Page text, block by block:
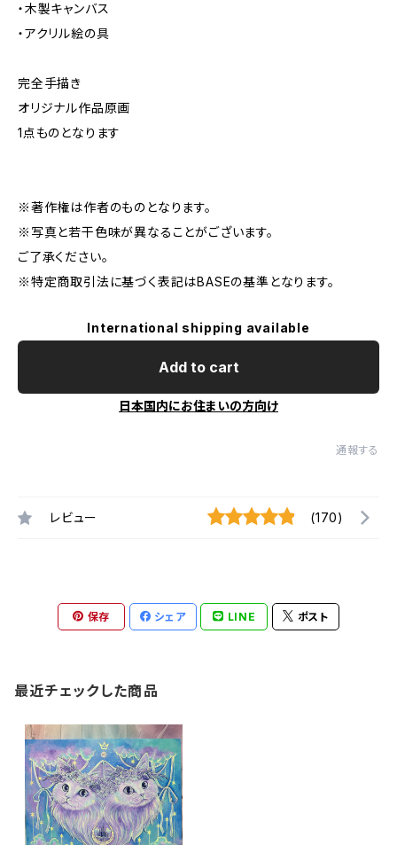
・木製キャンバス
・アクリル絵の具
完全手描き
オリジナル作品原画
1点ものとなります
※著作権は作者のものとなります。
※写真と若干色味が異なることがございます。
ご了承ください。
※特定商取引法に基づく表記はBASEの基準となります。
International shipping available
Add to cart
日本国内にお住まいの方向け
通報する
レビュー (170)
保存 シェア LINE ポスト
最近チェックした商品